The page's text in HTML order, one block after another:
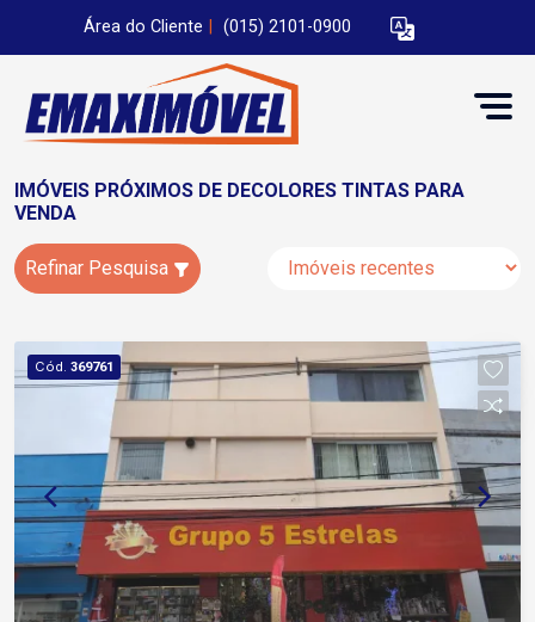
Área do Cliente (015) 2101-0900
IMÓVEIS PRÓXIMOS DE DECOLORES TINTAS PARA
VENDA
Refinar Pesquisa
Cód. 369761